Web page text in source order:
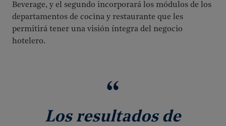
Beverage, y el segundo incorporará los módulos de los
departamentos de cocina y restaurante que les
permitirá tener una visión íntegra del negocio
hotelero.
Los resultados de